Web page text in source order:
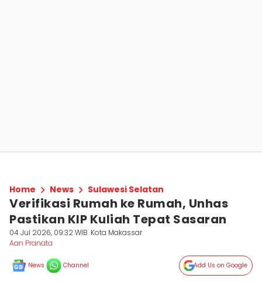
Home News Sulawesi Selatan
Verifikasi Rumah ke Rumah, Unhas
Pastikan KIP Kuliah Tepat Sasaran
04 Jul 2026, 09:32 WIB Kota Makassar
Aan Pranata
News Channel Add Us on Google